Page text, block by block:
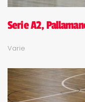
Serie A2,
Varie